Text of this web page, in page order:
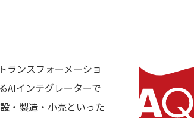
ランスフォーメーショ
AIインテグレーターで
・製造・小売といった